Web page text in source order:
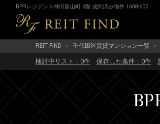
BPRレジデンス神田富山町 6階 成約済み物件 1608-602
REIT FIND 千代田区賃貸マンション一覧
検討中リスト： 0件 保存した条件： 0件